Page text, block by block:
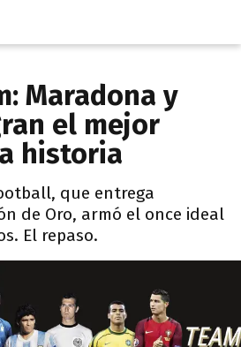
Maradona y
el mejor
historia
que entrega
de Oro, armó el once ideal
El repaso.